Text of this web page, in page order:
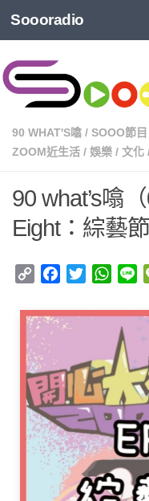
Soooradio
90 WHAT'S噏 / SOOO節目
ZOOM近生活 / 娛樂 / 文化
90 what’s噏
Eight：綜藝
Copy
Facebook
Twitter